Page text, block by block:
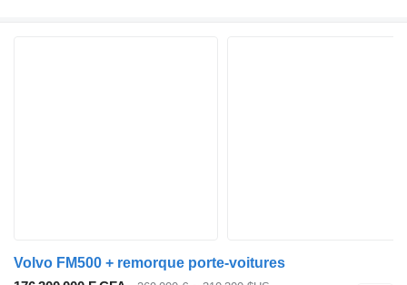
Volvo FM500 + remorque porte-voitures